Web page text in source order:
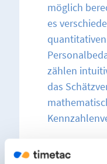
möglich
es
quantitativen
zählen
das
Wie kann